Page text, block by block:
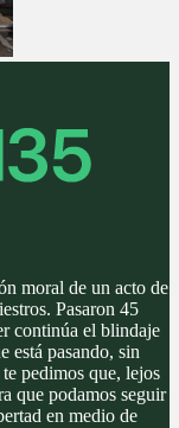
moral de un acto de
Pasaron 45
continúa el blindaje
está pasando, sin
pedimos que, lejos
que podamos seguir
en medio de